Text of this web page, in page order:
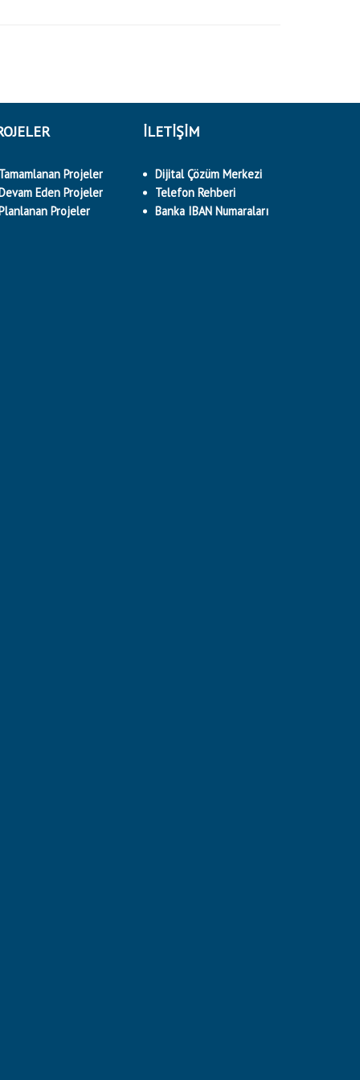
Tamamlanan Projeler
Eden Projeler
Projeler
İLETİŞİM
Dijital Çözüm Merkezi
Telefon Rehberi
Banka IBAN Numaraları